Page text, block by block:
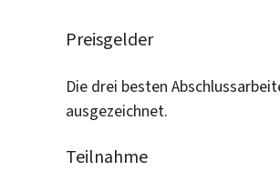
Preisgelder
Die drei besten
ausgezeichnet.
Teilnahme